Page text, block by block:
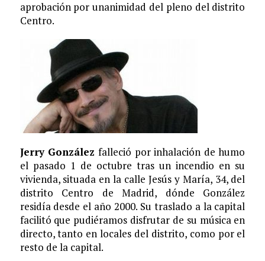
aprobación por unanimidad del pleno del distrito
Centro.
Jerry González falleció por inhalación de humo
el pasado 1 de octubre tras un incendio en su
vivienda, situada en la calle Jesús y María, 34, del
distrito Centro de Madrid, dónde González
residía desde el año 2000. Su traslado a la capital
facilitó que pudiéramos disfrutar de su música en
directo, tanto en locales del distrito, como por el
resto de la capital.